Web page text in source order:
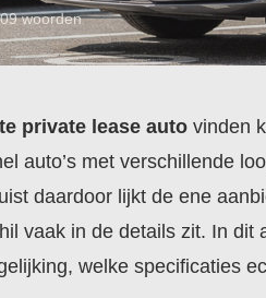
woorden
private lease auto vinden
auto’s met verschillende
daardoor lijkt de ene
vaak in de details zit. In dit
welke specificaties